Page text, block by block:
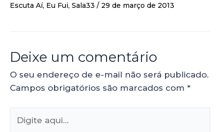
Escuta Aí, Eu Fui, Sala33 / 29 de março de 2013
Deixe um comentário
O seu endereço de e-mail não será publicado.
Campos obrigatórios são marcados com *